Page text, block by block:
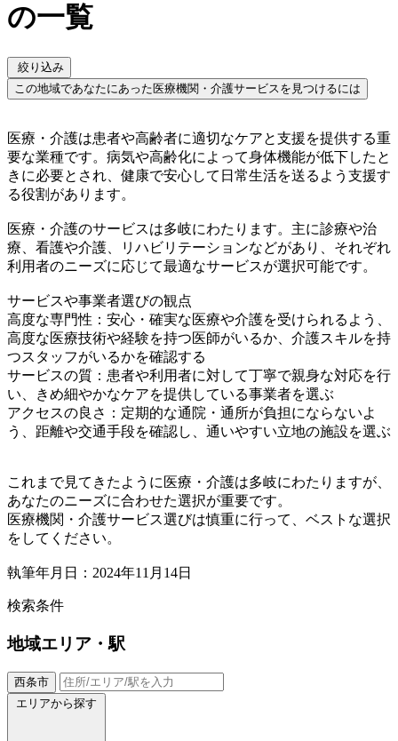
の一覧
絞り込み
この地域であなたにあった医療機関・介護サービスを見つけるには
医療・介護は患者や高齢者に適切なケアと支援を提供する重
要な業種です。病気や高齢化によって身体機能が低下したと
きに必要とされ、健康で安心して日常生活を送るよう支援す
る役割があります。
医療・介護のサービスは多岐にわたります。主に診療や治
療、看護や介護、リハビリテーションなどがあり、それぞれ
利用者のニーズに応じて最適なサービスが選択可能です。
サービスや事業者選びの観点
高度な専門性：安心・確実な医療や介護を受けられるよう、
高度な医療技術や経験を持つ医師がいるか、介護スキルを持
つスタッフがいるかを確認する
サービスの質：患者や利用者に対して丁寧で親身な対応を行
い、きめ細やかなケアを提供している事業者を選ぶ
アクセスの良さ：定期的な通院・通所が負担にならないよ
う、距離や交通手段を確認し、通いやすい立地の施設を選ぶ
これまで見てきたように医療・介護は多岐にわたりますが、
あなたのニーズに合わせた選択が重要です。
医療機関・介護サービス選びは慎重に行って、ベストな選択
をしてください。
執筆年月日：2024年11月14日
検索条件
地域エリア・駅
西条市
エリアから探す